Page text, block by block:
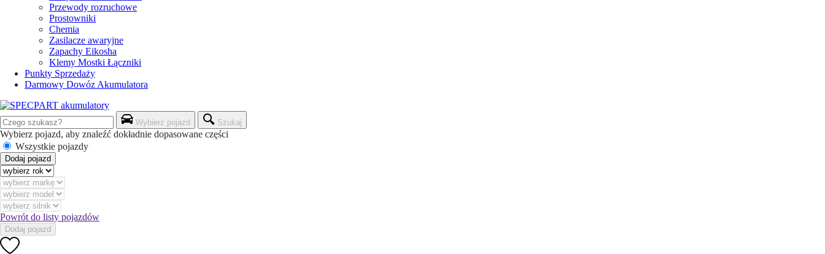
Przewody rozruchowe
Prostowniki
Chemia
Zasilacze awaryjne
Zapachy Eikosha
Klemy Mostki Łączniki
Punkty Sprzedaży
Darmowy Dowóz Akumulatora
Wybierz pojazd Szukaj
Wybierz pojazd, aby znaleźć dokładnie dopasowane części
Wszystkie pojazdy
Dodaj pojazd
Powrót do listy pojazdów
Dodaj pojazd